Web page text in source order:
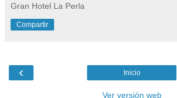
Gran Hotel La Perla
Compartir
‹ Inicio
Ver versión web